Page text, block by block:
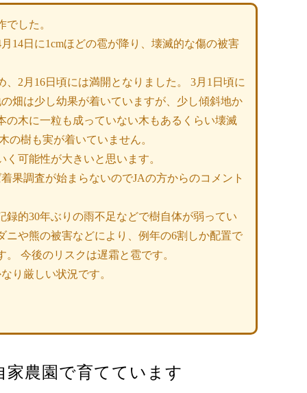
した。
14日に1cmほどの雹が降り、壊滅的な傷の被害
2月16日頃には満開となりました。 3月1日頃に
畑は少し幼果が着いていますが、少し傾斜地か
木に一粒も成っていない木もあるくらい壊滅
の樹も実が着いていません。
可能性が大きいと思います。
果調査が始まらないのでJAの方からのコメント
的30年ぶりの雨不足などで樹自体が弱ってい
や熊の被害などにより、例年の6割しか配置で
今後のリスクは遅霜と雹です。
り厳しい状況です。
農園で育てています